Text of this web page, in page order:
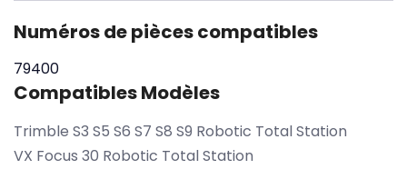
Numéros de pièces compatibles
79400
Compatibles Modèles
Trimble S3 S5 S6 S7 S8 S9 Robotic Total Station
VX Focus 30 Robotic Total Station